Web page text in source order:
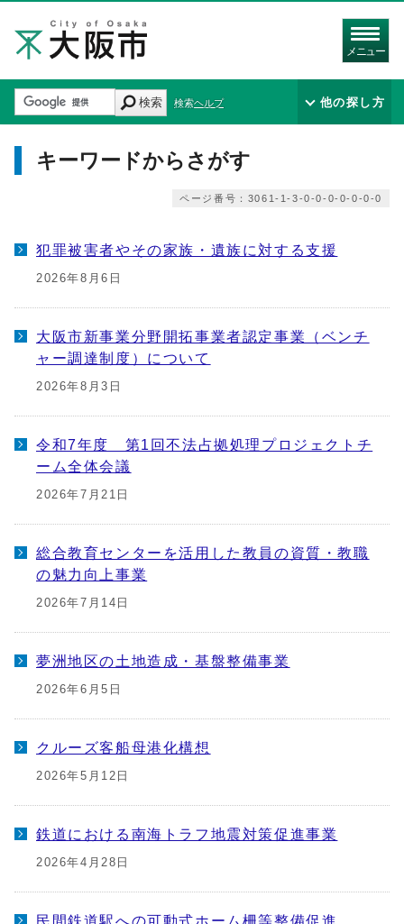
メニュー
検索 検索ヘルプ 他の探し方
キーワードからさがす
ページ番号：3061-1-3-0-0-0-0-0-0-0
犯罪被害者やその家族・遺族に対する支援
2026年8月6日
大阪市新事業分野開拓事業者認定事業（ベンチ
ャー調達制度）について
2026年8月3日
令和7年度 第1回不法占拠処理プロジェクトチ
ーム全体会議
2026年7月21日
総合教育センターを活用した教員の資質・教職
の魅力向上事業
2026年7月14日
夢洲地区の土地造成・基盤整備事業
2026年6月5日
クルーズ客船母港化構想
2026年5月12日
鉄道における南海トラフ地震対策促進事業
2026年4月28日
民間鉄道駅への可動式ホーム柵等整備促進